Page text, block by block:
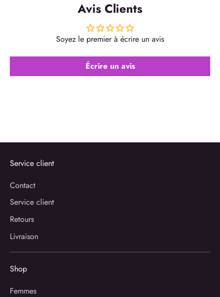
Avis Clients
Soyez le premier à écrire un avis
Écrire un avis
Service client
Contact
Service client
Retours
Livraison
Shop
Femmes